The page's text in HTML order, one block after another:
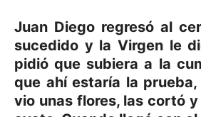
Juan Diego regresó al
sucedido y la Virgen le
pidió que subiera a la
que ahí estaría la
vio unas flores, las cortó